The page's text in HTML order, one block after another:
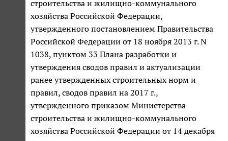
строительства и жилищно-коммунального
хозяйства Российской Федерации,
утвержденного постановлением Правительства
Российской Федерации от 18 ноября 2013 г. N
1038, пунктом 33 Плана разработки и
утверждения сводов правил и актуализации
ранее утвержденных строительных норм и
правил, сводов правил на 2017 г.,
утвержденного приказом Министерства
строительства и жилищно-коммунального
хозяйства Российской Федерации от 14 декабря